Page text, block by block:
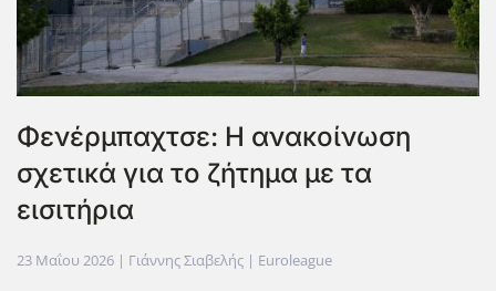
Φενέρμπαχτσε: Η ανακοίνωση
σχετικά για το ζήτημα με τα
εισιτήρια
23 Μαΐου 2026 | Γιάννης Σιαβελής | Euroleague